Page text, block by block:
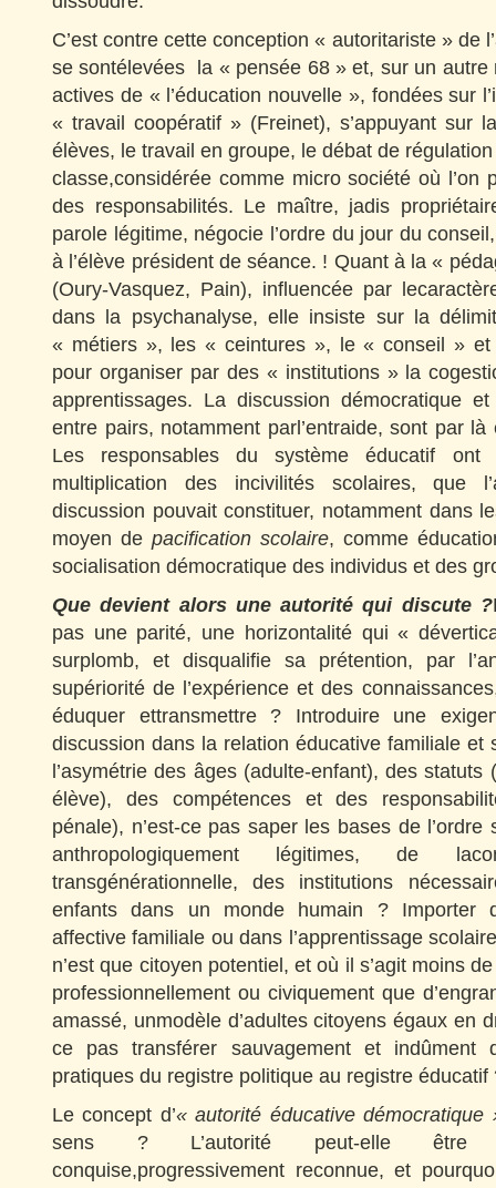
C’est contre cette conception « autoritariste » de
se sontélevées la « pensée 68 » et, sur un autre
actives de « l’éducation nouvelle », fondées sur
« travail coopératif » (Freinet), s’appuyant sur
élèves, le travail en groupe, le débat de
classe,considérée comme micro société où l’on
des responsabilités. Le maître, jadis
parole légitime, négocie l’ordre du jour du
à l’élève président de séance. ! Quant à la «
(Oury-Vasquez, Pain), influencée par
dans la psychanalyse, elle insiste sur la
« métiers », les « ceintures », le « conseil » et
pour organiser par des « institutions » la
apprentissages. La discussion démocratique
entre pairs, notamment parl’entraide, sont par
Les responsables du système éducatif
multiplication des incivilités scolaires, que
discussion pouvait constituer, notamment dans
moyen de pacification scolaire, comme
socialisation démocratique des individus et des
Que devient alors une autorité qui discute ?
pas une parité, une horizontalité qui «
surplomb, et disqualifie sa prétention, par
supériorité de l’expérience et des
éduquer ettransmettre ? Introduire une
discussion dans la relation éducative familiale et
l’asymétrie des âges (adulte-enfant), des statuts
élève), des compétences et des
pénale), n’est-ce pas saper les bases de l’ordre
anthropologiquement légitimes, de
transgénérationnelle, des institutions
enfants dans un monde humain ? Importer
affective familiale ou dans l’apprentissage
n’est que citoyen potentiel, et où il s’agit moins
professionnellement ou civiquement que
amassé, unmodèle d’adultes citoyens égaux en
ce pas transférer sauvagement et indûment
pratiques du registre politique au registre éducatif
Le concept d’« autorité éducative démocratique
sens ? L’autorité peut-elle être
conquise,progressivement reconnue, et